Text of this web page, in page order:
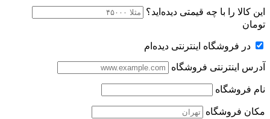
این کالا را با چه قیمتی دیده‌اید؟
تومان
در فروشگاه اینترنتی دیده‌ام
آدرس اینترنتی فروشگاه
نام فروشگاه
مکان فروشگاه